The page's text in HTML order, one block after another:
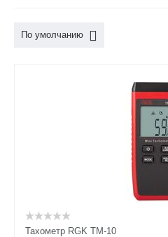
По умолчанию
Тахометр RGK TM-10